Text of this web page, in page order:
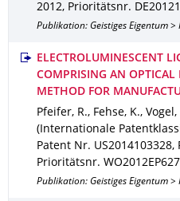
2012, Prioritätsnr.
Publikation: Geistiges Eigentum
ELECTROLUMINESCENT
COMPRISING AN OPTICAL
METHOD FOR
Pfeifer, R., Fehse, K., Vogel,
(Internationale
Patent Nr. US2014103328,
Prioritätsnr.
Publikation: Geistiges Eigentum